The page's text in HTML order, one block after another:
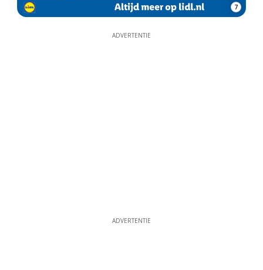
7
ADVERTENTIE
ADVERTENTIE